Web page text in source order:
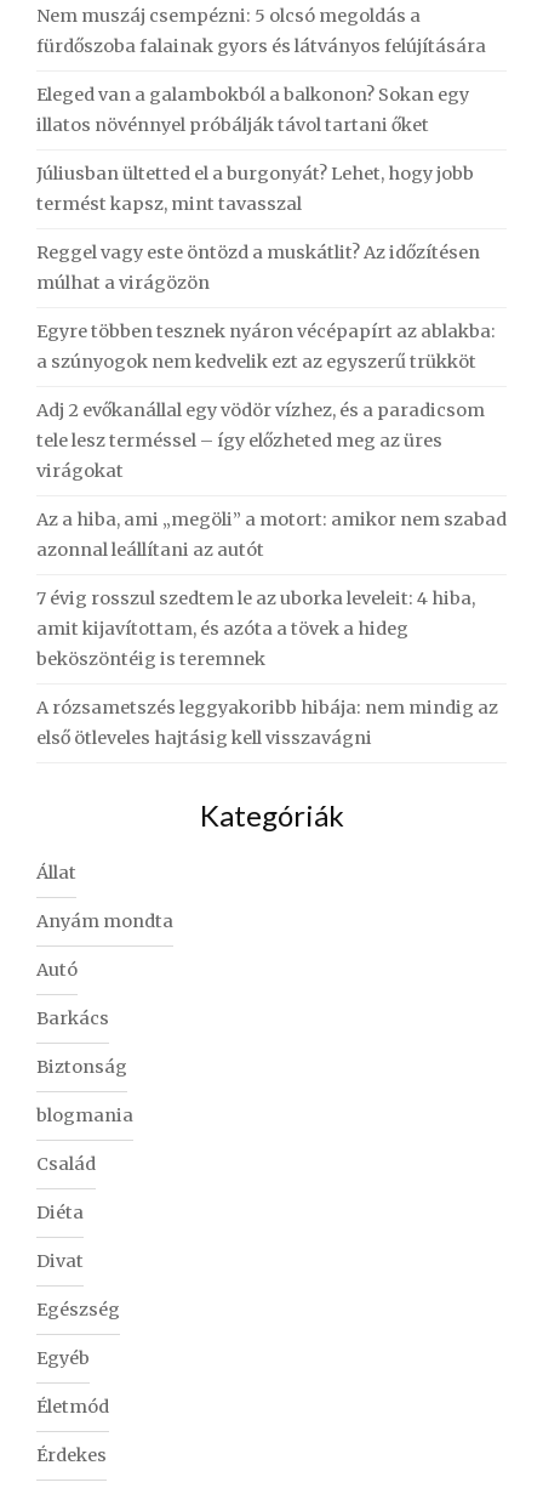
Nem muszáj csempézni: 5 olcsó megoldás a
fürdőszoba falainak gyors és látványos felújítására
Eleged van a galambokból a balkonon? Sokan egy
illatos növénnyel próbálják távol tartani őket
Júliusban ültetted el a burgonyát? Lehet, hogy jobb
termést kapsz, mint tavasszal
Reggel vagy este öntözd a muskátlit? Az időzítésen
múlhat a virágözön
Egyre többen tesznek nyáron vécépapírt az ablakba:
a szúnyogok nem kedvelik ezt az egyszerű trükköt
Adj 2 evőkanállal egy vödör vízhez, és a paradicsom
tele lesz terméssel – így előzheted meg az üres
virágokat
Az a hiba, ami „megöli” a motort: amikor nem szabad
azonnal leállítani az autót
7 évig rosszul szedtem le az uborka leveleit: 4 hiba,
amit kijavítottam, és azóta a tövek a hideg
beköszöntéig is teremnek
A rózsametszés leggyakoribb hibája: nem mindig az
első ötleveles hajtásig kell visszavágni
Kategóriák
Állat
Anyám mondta
Autó
Barkács
Biztonság
blogmania
Család
Diéta
Divat
Egészség
Egyéb
Életmód
Érdekes